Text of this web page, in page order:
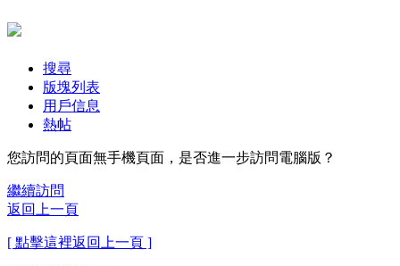
搜尋
版塊列表
用戶信息
熱帖
您訪問的頁面無手機頁面，是否進一步訪問電腦版？
繼續訪問
返回上一頁
[ 點擊這裡返回上一頁 ]